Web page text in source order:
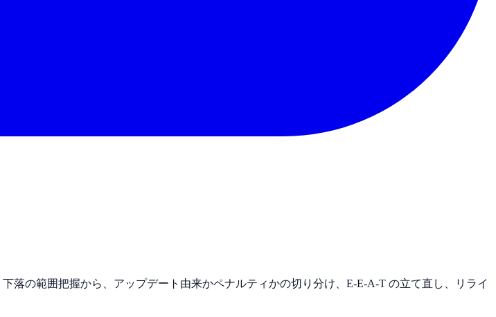
落の範囲把握から、アップデート由来かペナルティかの切り分け、E-E-A-T の立て直し、リライ